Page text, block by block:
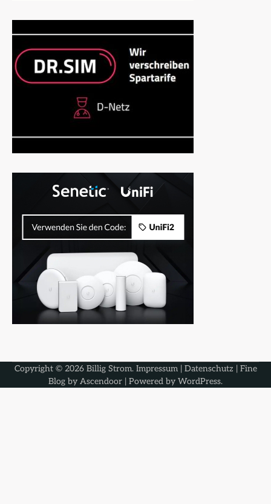
Copyright © 2026 Billig Strom. Impressum| Datenschutz | Fine
Blog by Ascendoor | Powered by WordPress.